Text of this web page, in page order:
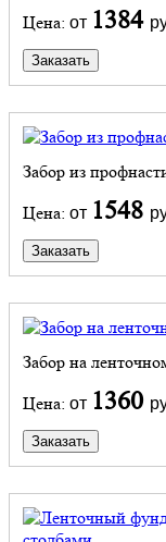
Цена: от 1384
Заказать
Забор из
Цена: от 1548
Заказать
Забор на
Цена: от 1360
Заказать